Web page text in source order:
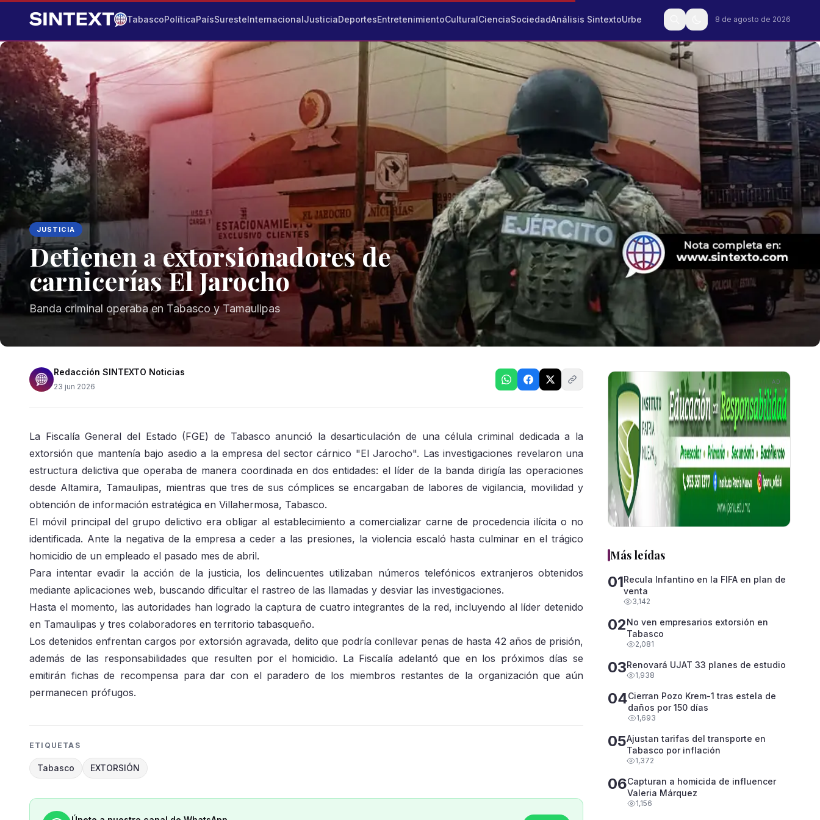
TabascoPolíticaPaísSuresteInternacionalJusticiaDeportesEntretenimientoCulturalCienciaSociedadAnálisis SintextoUrbe 8 de agosto de 2026
JUSTICIA
Detienen a extorsionadores de
carnicerías El Jarocho
Banda criminal operaba en Tabasco y Tamaulipas
Redacción SINTEXTO Noticias
23 jun 2026
La Fiscalía General del Estado (FGE) de Tabasco anunció la desarticulación de una célula criminal dedicada a la
extorsión que mantenía bajo asedio a la empresa del sector cárnico "El Jarocho". Las investigaciones revelaron una
estructura delictiva que operaba de manera coordinada en dos entidades: el líder de la banda dirigía las operaciones
desde Altamira, Tamaulipas, mientras que tres de sus cómplices se encargaban de labores de vigilancia, movilidad y
obtención de información estratégica en Villahermosa, Tabasco.
El móvil principal del grupo delictivo era obligar al establecimiento a comercializar carne de procedencia ilícita o no
identificada. Ante la negativa de la empresa a ceder a las presiones, la violencia escaló hasta culminar en el trágico
homicidio de un empleado el pasado mes de abril.
Para intentar evadir la acción de la justicia, los delincuentes utilizaban números telefónicos extranjeros obtenidos
mediante aplicaciones web, buscando dificultar el rastreo de las llamadas y desviar las investigaciones.
Hasta el momento, las autoridades han logrado la captura de cuatro integrantes de la red, incluyendo al líder detenido
en Tamaulipas y tres colaboradores en territorio tabasqueño.
Los detenidos enfrentan cargos por extorsión agravada, delito que podría conllevar penas de hasta 42 años de prisión,
además de las responsabilidades que resulten por el homicidio. La Fiscalía adelantó que en los próximos días se
emitirán fichas de recompensa para dar con el paradero de los miembros restantes de la organización que aún
permanecen prófugos.
ETIQUETAS
Tabasco EXTORSIÓN
AD
Más leídas
01Recula Infantino en la FIFA en plan de
venta
3,142
02No ven empresarios extorsión en
Tabasco
2,081
03Renovará UJAT 33 planes de estudio
1,938
04Cierran Pozo Krem-1 tras estela de
daños por 150 días
1,693
05Ajustan tarifas del transporte en
Tabasco por inflación
1,372
06Capturan a homicida de influencer
Valeria Márquez
1,156